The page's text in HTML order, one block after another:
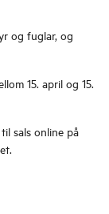
og fuglar, og
15. april og 15.
sals online på